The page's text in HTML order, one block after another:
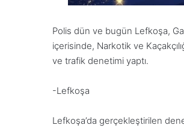
Polis dün ve bugün Lefkoşa,
içerisinde, Narkotik ve
ve trafik denetimi yaptı.
-Lefkoşa
Lefkoşa’da gerçekleştirilen